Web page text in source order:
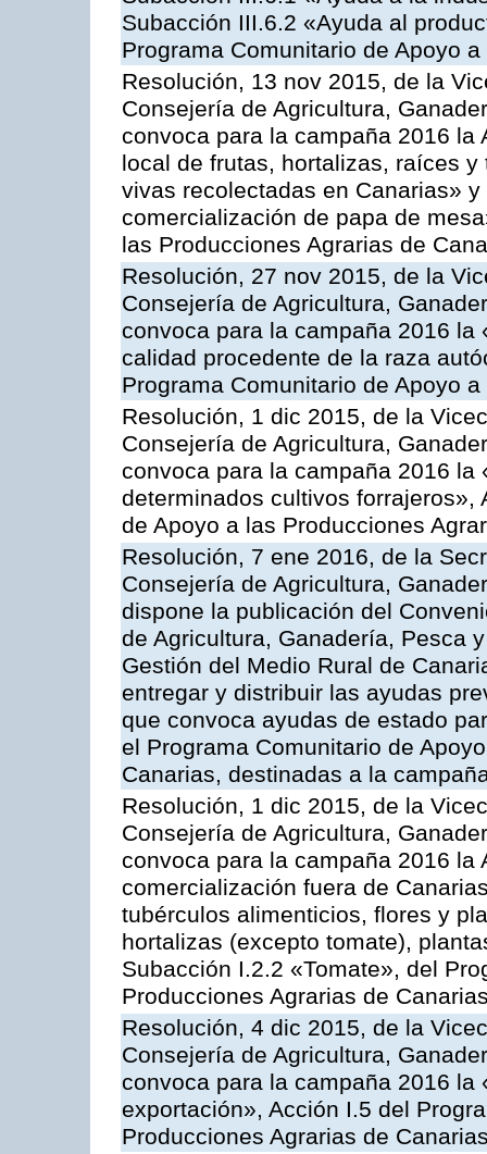
Subacción III.6.2 «Ayuda al
Programa Comunitario de Apoyo
Resolución, 13 nov 2015, de la
Consejería de Agricultura,
convoca para la campaña 2016
local de frutas, hortalizas, raíces
vivas recolectadas en Canarias»
comercialización de papa de
las Producciones Agrarias de
Resolución, 27 nov 2015, de la
Consejería de Agricultura,
convoca para la campaña 2016
calidad procedente de la raza
Programa Comunitario de Apoyo
Resolución, 1 dic 2015, de la
Consejería de Agricultura,
convoca para la campaña 2016 la
determinados cultivos forrajeros»,
de Apoyo a las Producciones
Resolución, 7 ene 2016, de la
Consejería de Agricultura,
dispone la publicación del
de Agricultura, Ganadería, Pesca
Gestión del Medio Rural de
entregar y distribuir las ayudas
que convoca ayudas de estado
el Programa Comunitario de
Canarias, destinadas a la
Resolución, 1 dic 2015, de la
Consejería de Agricultura,
convoca para la campaña 2016 la
comercialización fuera de
tubérculos alimenticios, flores y
hortalizas (excepto tomate),
Subacción I.2.2 «Tomate», del
Producciones Agrarias de
Resolución, 4 dic 2015, de la
Consejería de Agricultura,
convoca para la campaña 2016
exportación», Acción I.5 del
Producciones Agrarias de